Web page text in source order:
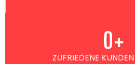
ZUFRIEDENE 0+